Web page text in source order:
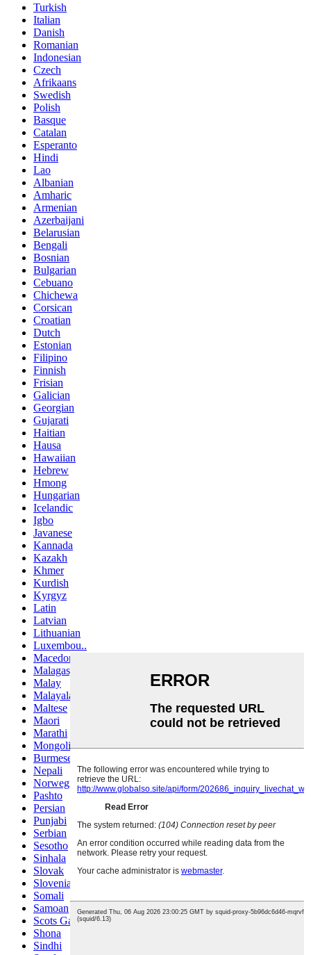
Turkish
Italian
Danish
Romanian
Indonesian
Czech
Afrikaans
Swedish
Polish
Basque
Catalan
Esperanto
Hindi
Lao
Albanian
Amharic
Armenian
Azerbaijani
Belarusian
Bengali
Bosnian
Bulgarian
Cebuano
Chichewa
Corsican
Croatian
Dutch
Estonian
Filipino
Finnish
Frisian
Galician
Georgian
Gujarati
Haitian
Hausa
Hawaiian
Hebrew
Hmong
Hungarian
Icelandic
Igbo
Javanese
Kannada
Kazakh
Khmer
Kurdish
Kyrgyz
Latin
Latvian
Lithuanian
Luxembou..
Macedonian
Malagasy
Malay
Malayalam
Maltese
Maori
Marathi
Mongolian
Burmese
Nepali
Norwegian
Pashto
Persian
Punjabi
Serbian
Sesotho
Sinhala
Slovak
Slovenian
Somali
Samoan
Scots Gaelic
Shona
Sindhi